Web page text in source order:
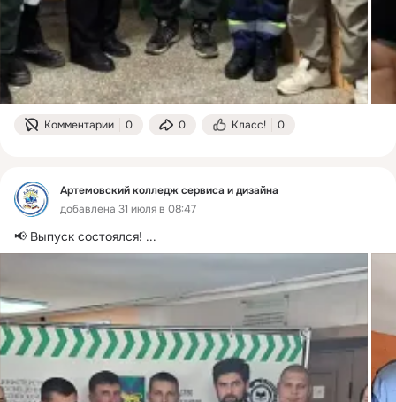
Комментарии 0 0 Класс! 0
Артемовский колледж сервиса и дизайна
добавлена 31 июля в 08:47
📢 Выпуск состоялся! ...